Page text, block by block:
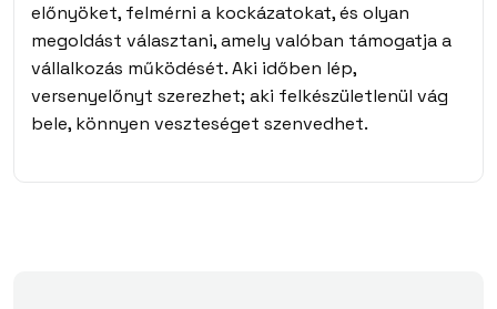
előnyöket, felmérni a kockázatokat, és olyan
megoldást választani, amely valóban támogatja a
vállalkozás működését. Aki időben lép,
versenyelőnyt szerezhet; aki felkészületlenül vág
bele, könnyen veszteséget szenvedhet.